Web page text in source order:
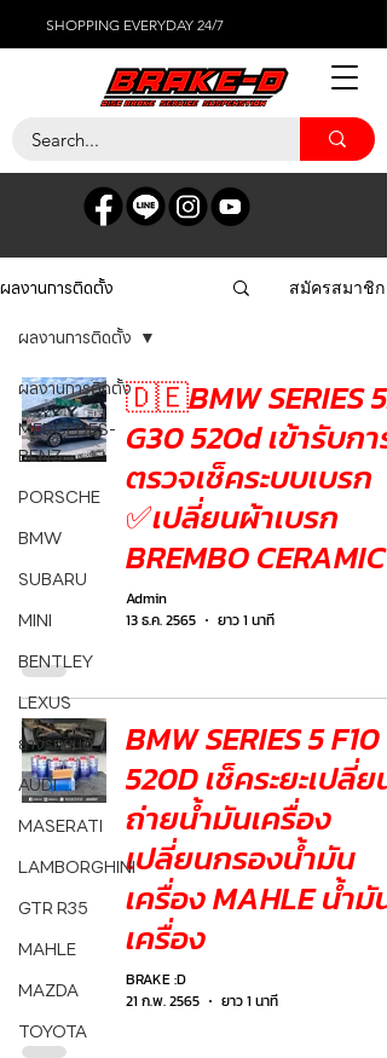
SHOPPING EVERYDAY 24/7
ผลงานการติดตั้ง สมัครสมาชิก
ผลงานการติดตั้ง
MERCEDES-
BENZ
PORSCHE
BMW
SUBARU
MINI
BENTLEY
LEXUS
ยางรถยนต์
AUDI
MASERATI
LAMBORGHINI
GTR R35
MAHLE
MAZDA
TOYOTA
ผลงานการติดตั้ง
🇩🇪BMW SERIES 5.
G30 520d เข้ารับการ
ตรวจเช็คระบบเบรก
✅เปลี่ยนผ้าเบรก
BREMBO CERAMIC
Admin
13 ธ.ค. 2565
ยาว 1 นาที
BMW SERIES 5 F10
520D เช็คระยะเปลี่ยน
ถ่ายน้ำมันเครื่อง
เปลี่ยนกรองน้ำมัน
เครื่อง MAHLE น้ำมัน
เครื่อง
BRAKE :D
21 ก.พ. 2565
ยาว 1 นาที